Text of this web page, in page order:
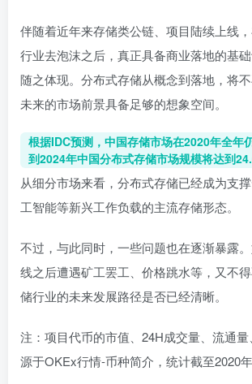
伴随着近年来存储类公链、项目陆续上线
行业去泡沫之后，真正具备商业落地的基
随之体现。分布式存储从概念到落地，将
未来的市场前景具备足够的想象空间。
根据IDC预测，中国存储市场在2020年全年
到2024年中国分布式存储市场规模将达到
从细分市场来看，分布式存储已经成为支
工智能等新兴工作负载的主流存储形态。
不过，与此同时，一些问题也在逐渐暴露
线之后遭遇矿工罢工、价格跳水等，又不
储行业的未来发展路径是否已经清晰。
注：项目代币的市值、24H成交量、流通
源于OKEx行情-币种简介，统计截至2020年